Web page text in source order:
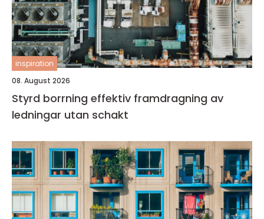
inspiration
08. August 2026
Styrd borrning effektiv framdragning av
ledningar utan schakt